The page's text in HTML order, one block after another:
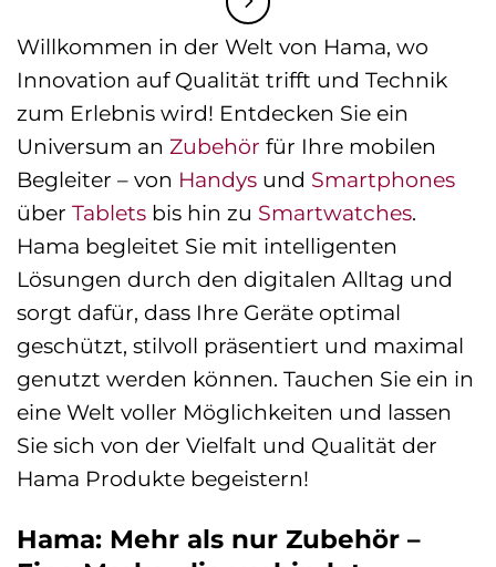
Willkommen in der Welt von Hama, wo
Innovation auf Qualität trifft und Technik
zum Erlebnis wird! Entdecken Sie ein
Universum an Zubehör für Ihre mobilen
Begleiter – von Handys und Smartphones
über Tablets bis hin zu Smartwatches.
Hama begleitet Sie mit intelligenten
Lösungen durch den digitalen Alltag und
sorgt dafür, dass Ihre Geräte optimal
geschützt, stilvoll präsentiert und maximal
genutzt werden können. Tauchen Sie ein in
eine Welt voller Möglichkeiten und lassen
Sie sich von der Vielfalt und Qualität der
Hama Produkte begeistern!
Hama: Mehr als nur Zubehör –